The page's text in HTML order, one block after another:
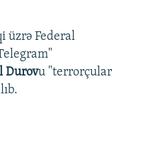
üzrə Federal
Durovu "terrorçular